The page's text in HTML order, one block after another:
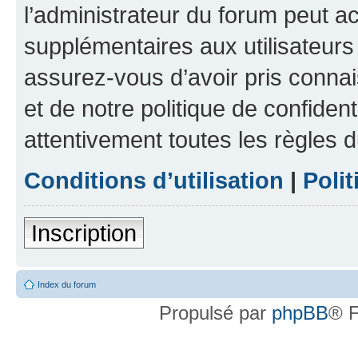
l’administrateur du forum peut
supplémentaires aux
assurez-vous d’avoir pris
et de notre politique de
attentivement toutes les règles
Conditions d’utilisation |
Inscription
Index du forum
Propulsé par phpBB®